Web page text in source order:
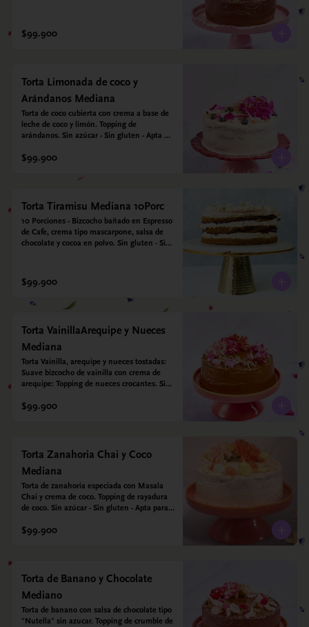
$99.900
Torta Limonada de coco y
Arándanos Mediana
Torta de coco cubierta con crema a base de
leche de coco y limón. Topping de
arándanos. Sin azúcar - Sin gluten - Apta
$99.900
Torta Tiramisu Mediana 10Porc
10 Porciones - Bizcocho bañado en Espresso
de Cafe, crema tipo mascarpone, salsa de
chocolate y cocoa en polvo. Sin gluten - Sin
$99.900
Torta VainillaArequipe y Nueces
Mediana
Torta Vainilla, arequipe y nueces tostadas:
Suave bizcocho de vainilla con crema de
arequipe: Topping de nueces crocantes. Sin
$99.900
Torta Zanahoria Chai y Coco
Mediana
Torta de zanahoria especiada con Masala
Chai y crema de coco. Topping de rayadura
de coco. Sin azúcar - Sin gluten - Apta para
y almendras. Endulzada con estevia.
$99.900
Torta de Banano y Chocolate
Mediano
Torta de banano con salsa de chocolate tipo
"Nutella" sin azucar. Topping de crumble de